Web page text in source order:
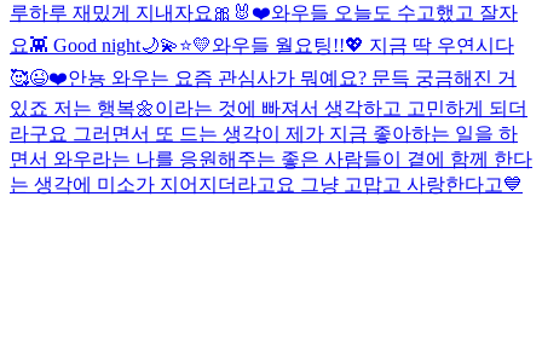
루하루 재밌게 지내자요🎀🐰❤️와우들 오늘도 수고했고 잘자
요👾 Good night🌙💫⭐️💛와우들 월요팅!!💖 지금 딱 우연시다
🥰😉❤️안뇽 와우는 요즘 관심사가 뭐예요? 문득 궁금해진 거
있죠 저는 행복🌼이라는 것에 빠져서 생각하고 고민하게 되더
라구요 그러면서 또 드는 생각이 제가 지금 좋아하는 일을 하
면서 와우라는 나를 응원해주는 좋은 사람들이 곁에 함께 한다
는 생각에 미소가 지어지더라고요 그냥 고맙고 사랑한다고💙